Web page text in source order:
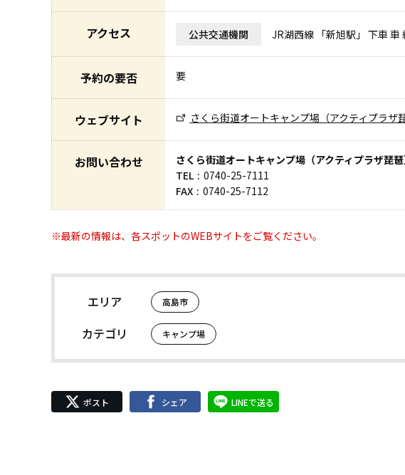
アクセス 公共交通機関 JR湖西線 「新旭駅」 下車 車
予約の要否 要
ウェブサイト さくら街道オートキャンプ場（アクティプラザ琵
お問い合わせ
さくら街道オートキャンプ場（アクティプラザ琵琶
TEL
0740-25-7111
FAX
0740-25-7112
※最新の情報は、各スポットのWEBサイトをご覧ください。
エリア 高島市
カテゴリ キャンプ場
ポスト シェア LINEで送る